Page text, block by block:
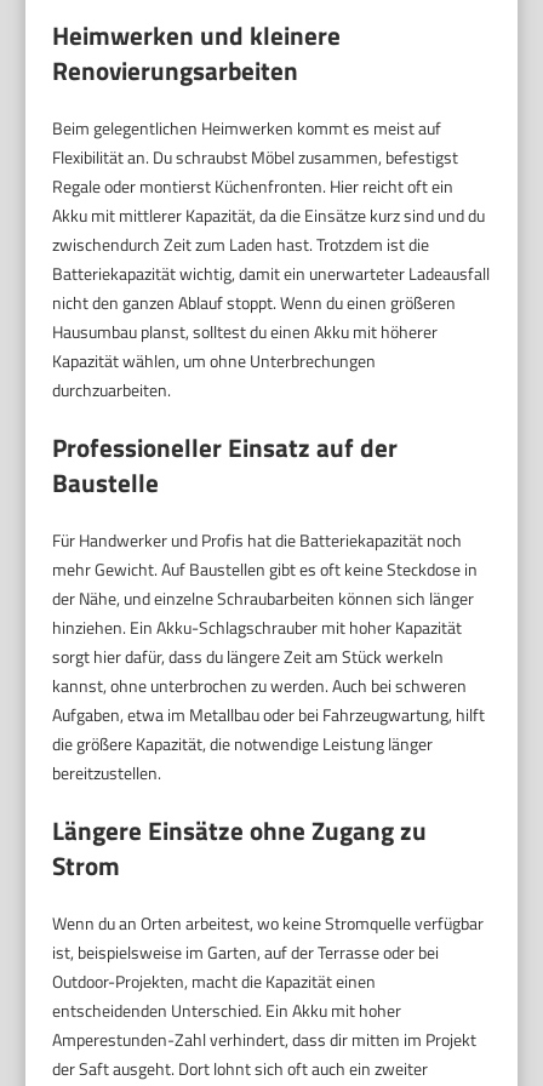
Heimwerken und kleinere
Renovierungsarbeiten
Beim gelegentlichen Heimwerken kommt es meist auf
Flexibilität an. Du schraubst Möbel zusammen, befestigst
Regale oder montierst Küchenfronten. Hier reicht oft ein
Akku mit mittlerer Kapazität, da die Einsätze kurz sind und du
zwischendurch Zeit zum Laden hast. Trotzdem ist die
Batteriekapazität wichtig, damit ein unerwarteter Ladeausfall
nicht den ganzen Ablauf stoppt. Wenn du einen größeren
Hausumbau planst, solltest du einen Akku mit höherer
Kapazität wählen, um ohne Unterbrechungen
durchzuarbeiten.
Professioneller Einsatz auf der
Baustelle
Für Handwerker und Profis hat die Batteriekapazität noch
mehr Gewicht. Auf Baustellen gibt es oft keine Steckdose in
der Nähe, und einzelne Schraubarbeiten können sich länger
hinziehen. Ein Akku-Schlagschrauber mit hoher Kapazität
sorgt hier dafür, dass du längere Zeit am Stück werkeln
kannst, ohne unterbrochen zu werden. Auch bei schweren
Aufgaben, etwa im Metallbau oder bei Fahrzeugwartung, hilft
die größere Kapazität, die notwendige Leistung länger
bereitzustellen.
Längere Einsätze ohne Zugang zu
Strom
Wenn du an Orten arbeitest, wo keine Stromquelle verfügbar
ist, beispielsweise im Garten, auf der Terrasse oder bei
Outdoor-Projekten, macht die Kapazität einen
entscheidenden Unterschied. Ein Akku mit hoher
Amperestunden-Zahl verhindert, dass dir mitten im Projekt
der Saft ausgeht. Dort lohnt sich oft auch ein zweiter